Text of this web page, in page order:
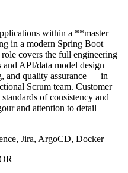
within a **master
in a modern Spring Boot
covers the full engineering
API/data model design
and quality assurance — in
Scrum team. Customer
of consistency and
and attention to detail
Jira, ArgoCD, Docker